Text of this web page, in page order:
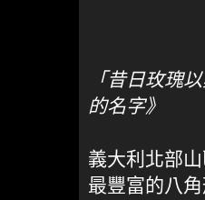
「昔日玫瑰
的名字》
義大利北部
最豐富的八